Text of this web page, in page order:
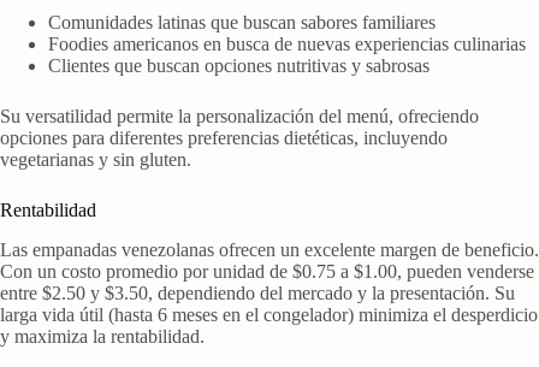
Comunidades latinas que buscan sabores familiares
Foodies americanos en busca de nuevas experiencias culinarias
Clientes que buscan opciones nutritivas y sabrosas
Su versatilidad permite la personalización del menú, ofreciendo
opciones para diferentes preferencias dietéticas, incluyendo
vegetarianas y sin gluten.
Rentabilidad
Las empanadas venezolanas ofrecen un excelente margen de beneficio.
Con un costo promedio por unidad de $0.75 a $1.00, pueden venderse
entre $2.50 y $3.50, dependiendo del mercado y la presentación. Su
larga vida útil (hasta 6 meses en el congelador) minimiza el desperdicio
y maximiza la rentabilidad.